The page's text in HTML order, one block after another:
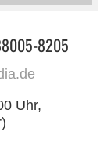
8205
Uhr,